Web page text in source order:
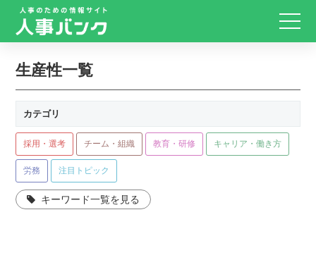
生産性一覧
カテゴリ
採用・選考 チーム・組織 教育・研修 キャリア・働き方
労務 注目トピック
キーワード一覧を見る